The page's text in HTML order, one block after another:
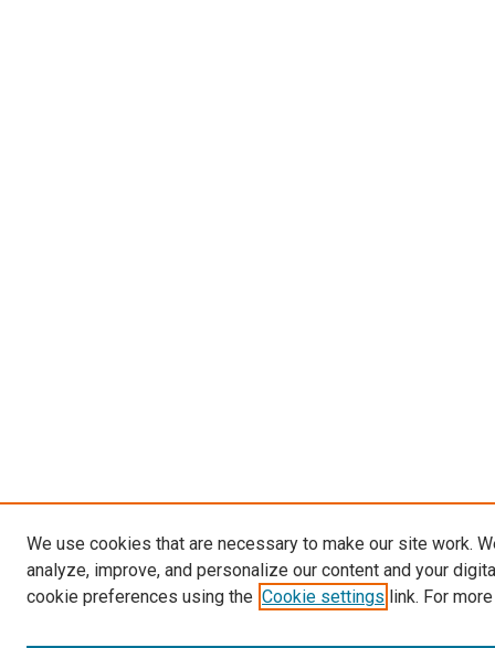
We use cookies that are necessary to make our site work.
analyze, improve, and personalize our content and your
cookie preferences using the Cookie settings link. For